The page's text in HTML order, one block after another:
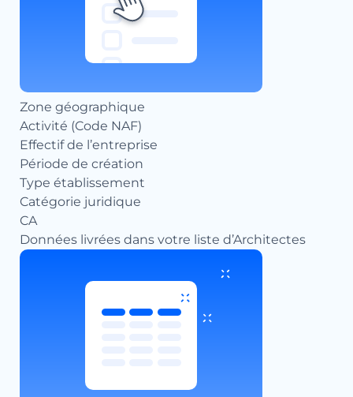
Zone géographique
Activité (Code NAF)
Effectif de l’entreprise
Période de création
Type établissement
Catégorie juridique
CA
Données livrées dans votre liste d’Architectes